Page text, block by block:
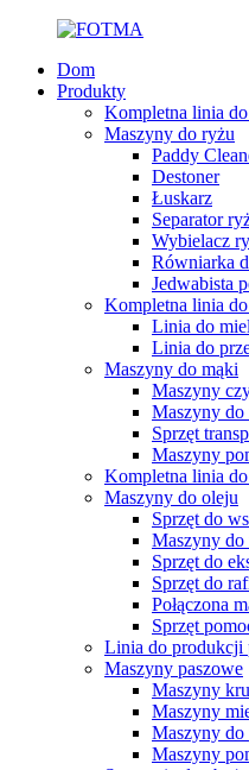
Dom
Produkty
Kompletna linia
Maszyny do ryżu
Paddy
Destoner
Łuskarz
Separator
Wybielacz
Równiarka
Jedwabista
Kompletna linia
Linia do
Linia do
Maszyny do mąki
Maszyny
Maszyny do
Sprzęt
Maszyny
Kompletna linia
Maszyny do oleju
Sprzęt do
Maszyny do
Sprzęt do
Sprzęt do
Połączona
Sprzęt
Linia do produkcji
Maszyny paszowe
Maszyny
Maszyny
Maszyny do
Maszyny